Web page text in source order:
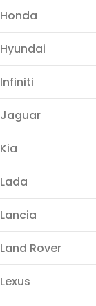
Honda
Hyundai
Infiniti
Jaguar
Kia
Lada
Lancia
Land Rover
Lexus